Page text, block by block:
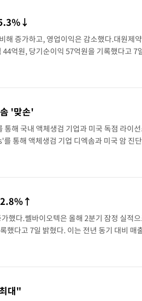
해 증가하고, 영업이익은 감소했다.대원제
억원, 당기순이익 57억원을 기록했다고 7
인하와 호흡기 질환 미유행 등으로 펠루비,
'맞손'
해 국내 액체생검 기업과 미국 독점 라이
통해 액체생검 기업 디엑솜과 미국 암 진
는 디엑솜의 ▲혈액암 패널
했다.쎌바이오텍은 올해 2분기 잠정 실적
했다고 7일 밝혔다. 이는 전년 동기 대비 매
적 매출은 지난해 같은 기간에 비해 31.4%
대"